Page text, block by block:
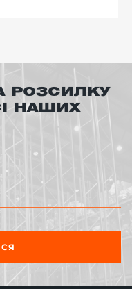
РОЗСИЛКУ
НАШИХ